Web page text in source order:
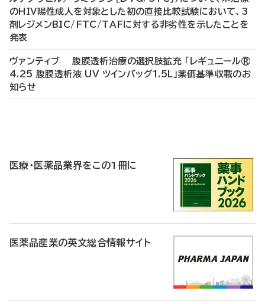
のHIV陽性成人を対象とした初の直接比較試験において、3
剤レジメンBIC/FTC/TAFに対する非劣性を示したことを
発表
ヴァンティブ 腹膜透析治療の選択肢拡充 「レギュニール®
4.25 腹膜透析液 UV ツインバッグ1.5L」薬価基準収載のお
知らせ
医療・医薬品業界をこの1冊に
医薬品産業の英文総合情報サイト